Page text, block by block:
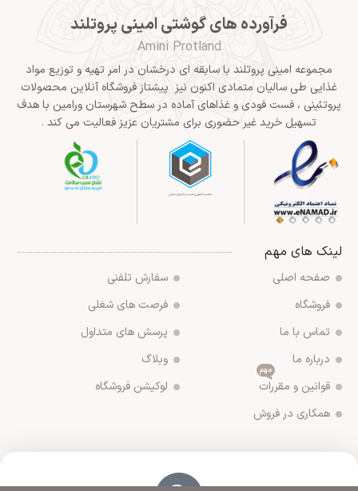
فرآورده های گوشتی امینی پروتلند
Amini Protland
مجموعه امینی پروتلند با سابقه ای درخشان در امر تهیه و توزیع مواد
غذایی طی سالیان متمادی اکنون نیز پیشتاز فروشگاه آنلاین محصولات
پروتئینی ، فست فودی و غذاهای آماده در سطح شهرستان ورامین با هدف
تسهیل خرید غیر حضوری برای مشتریان عزیز فعالیت می کند .
لینک های مهم
صفحه اصلی
فروشگاه
تماس با ما
درباره ما
قوانین و مقررات
مهم
همکاری در فروش
سفارش تلفنی
فرصت های شغلی
پرسش های متداول
وبلاگ
لوکیشن فروشگاه